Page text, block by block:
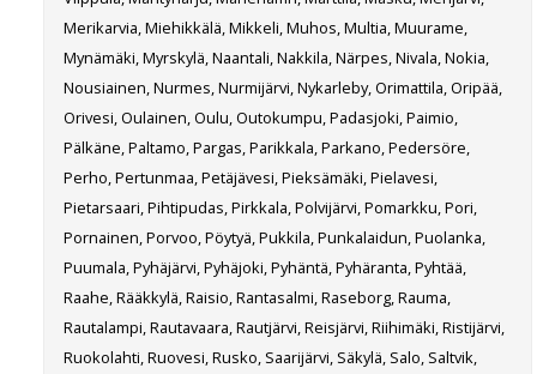
Merikarvia, Miehikkälä, Mikkeli, Muhos, Multia, Muurame,
Mynämäki, Myrskylä, Naantali, Nakkila, Närpes, Nivala, Nokia,
Nousiainen, Nurmes, Nurmijärvi, Nykarleby, Orimattila, Oripää,
Orivesi, Oulainen, Oulu, Outokumpu, Padasjoki, Paimio,
Pälkäne, Paltamo, Pargas, Parikkala, Parkano, Pedersöre,
Perho, Pertunmaa, Petäjävesi, Pieksämäki, Pielavesi,
Pietarsaari, Pihtipudas, Pirkkala, Polvijärvi, Pomarkku, Pori,
Pornainen, Porvoo, Pöytyä, Pukkila, Punkalaidun, Puolanka,
Puumala, Pyhäjärvi, Pyhäjoki, Pyhäntä, Pyhäranta, Pyhtää,
Raahe, Rääkkylä, Raisio, Rantasalmi, Raseborg, Rauma,
Rautalampi, Rautavaara, Rautjärvi, Reisjärvi, Riihimäki, Ristijärvi,
Ruokolahti, Ruovesi, Rusko, Saarijärvi, Säkylä, Salo, Saltvik,